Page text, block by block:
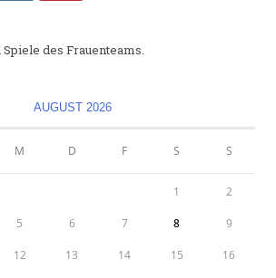
a
tab
AUGUST 2026
M D F S S
1 2
5 6 7 8 9
12 13 14 15 16